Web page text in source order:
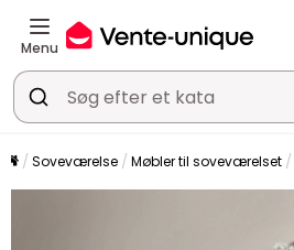
Menu
Soveværelse Møbler til soveværelset